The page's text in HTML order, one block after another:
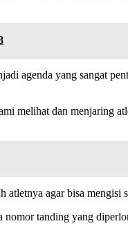
agenda yang sangat
melihat dan menjaring
agar bisa mengisi
nomor tanding yang